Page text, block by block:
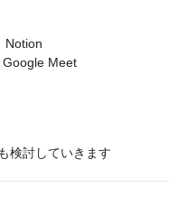
Notion
Google Meet
検討していきます